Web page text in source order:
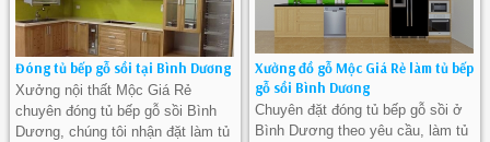
Đóng tủ bếp gỗ sồi tại Bình Dương
Xưởng nội thất Mộc Giá Rẻ
chuyên đóng tủ bếp gỗ sồi Bình
Dương, chúng tôi nhận đặt làm tủ
Xưởng đồ gỗ Mộc Giá Rẻ làm tủ bếp
gỗ sồi Bình Dương
Chuyên đặt đóng tủ bếp gỗ sồi ở
Bình Dương theo yêu cầu, làm tủ